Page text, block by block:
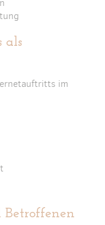
als
im
Betroffenen